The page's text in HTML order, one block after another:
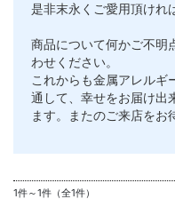
是非末永くご愛用頂けれ
商品について何かご不明
わせください。
これからも金属アレルギ
通して、幸せをお届け出
ます。またのご来店をお
1件～1件（全1件）